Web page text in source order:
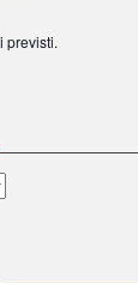
previsti.